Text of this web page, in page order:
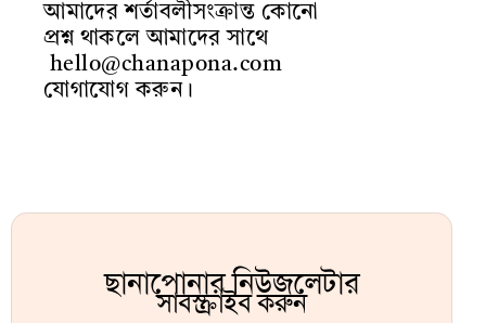
আমাদের শর্তাবলীসংক্রান্ত কোনো
প্রশ্ন থাকলে আমাদের সাথে
hello@chanapona.com
যোগাযোগ করুন।
ছানাপোনার নিউজলেটার
সাবস্ক্রাইব করুন